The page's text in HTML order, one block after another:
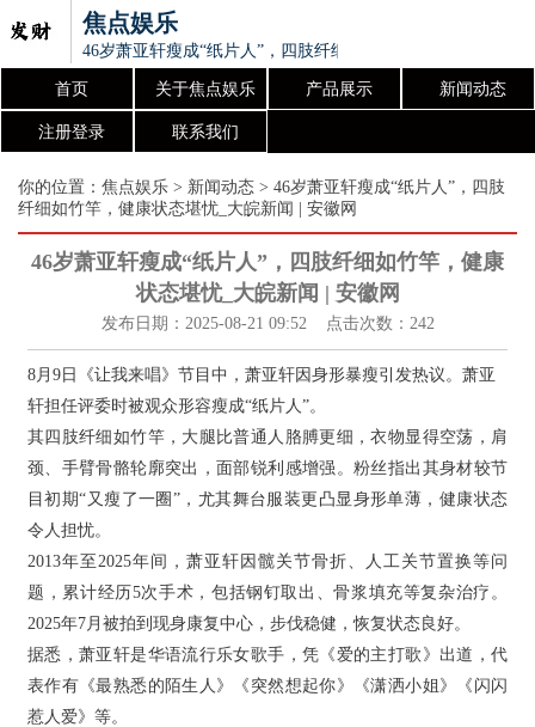
焦点娱乐
46岁萧亚轩瘦成“纸片人”，四肢纤细如竹竿，健康状态堪忧_
首页 关于焦点娱乐 产品展示 新闻动态
注册登录 联系我们
你的位置： 焦点娱乐 > 新闻动态 > 46岁萧亚轩瘦成“纸片人”，四肢
纤细如竹竿，健康状态堪忧_大皖新闻 | 安徽网
46岁萧亚轩瘦成“纸片人”，四肢纤细如竹竿，健康
状态堪忧_大皖新闻 | 安徽网
发布日期：2025-08-21 09:52 点击次数：242
8月9日《让我来唱》节目中，萧亚轩因身形暴瘦引发热议。萧亚
轩担任评委时被观众形容瘦成“纸片人”。
其四肢纤细如竹竿，大腿比普通人胳膊更细，衣物显得空荡，肩
颈、手臂骨骼轮廓突出，面部锐利感增强。粉丝指出其身材较节
目初期“又瘦了一圈”，尤其舞台服装更凸显身形单薄，健康状态
令人担忧。
2013年至2025年间，萧亚轩因髋关节骨折、人工关节置换等问
题，累计经历5次手术，包括钢钉取出、骨浆填充等复杂治疗。
2025年7月被拍到现身康复中心，步伐稳健，恢复状态良好。
据悉，萧亚轩是华语流行乐女歌手，凭《爱的主打歌》出道，代
表作有《最熟悉的陌生人》《突然想起你》《潇洒小姐》《闪闪
惹人爱》等。